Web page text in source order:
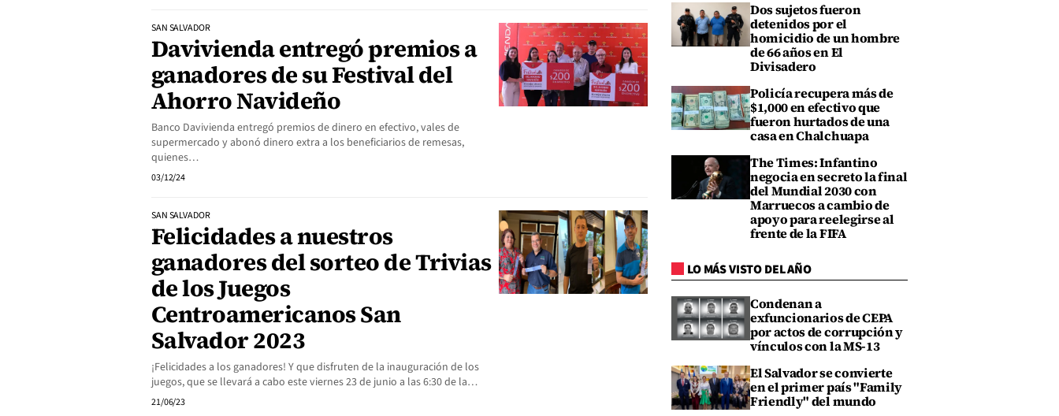
SAN SALVADOR
Davivienda entregó premios a
ganadores de su Festival del
Ahorro Navideño
Banco Davivienda entregó premios de dinero en efectivo, vales de
supermercado y abonó dinero extra a los beneficiarios de remesas,
quienes…
03/12/24
SAN SALVADOR
Felicidades a nuestros
ganadores del sorteo de Trivias
de los Juegos
Centroamericanos San
Salvador 2023
¡Felicidades a los ganadores! Y que disfruten de la inauguración de los
juegos, que se llevará a cabo este viernes 23 de junio a las 6:30 de la…
21/06/23
Dos sujetos fueron
detenidos por el
homicidio de un hombre
de 66 años en El
Divisadero
Policía recupera más de
$1,000 en efectivo que
fueron hurtados de una
casa en Chalchuapa
The Times: Infantino
negocia en secreto la final
del Mundial 2030 con
Marruecos a cambio de
apoyo para reelegirse al
frente de la FIFA
LO MÁS VISTO DEL AÑO
Condenan a
exfuncionarios de CEPA
por actos de corrupción y
vínculos con la MS-13
El Salvador se convierte
en el primer país "Family
Friendly" del mundo